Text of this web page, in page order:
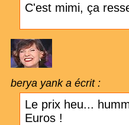
C'est mimi, ça
berya yank a écrit :
Le prix heu...
Euros !